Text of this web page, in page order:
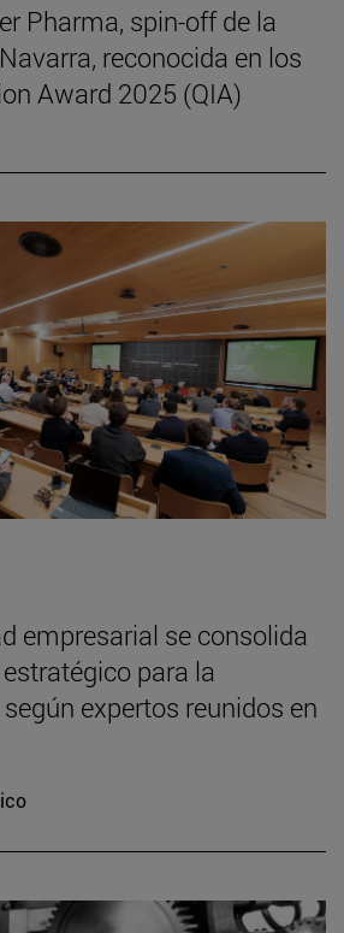
Pharma, spin-off de la
reconocida en los
Award 2025 (QIA)
empresarial se consolida
para la
expertos reunidos en